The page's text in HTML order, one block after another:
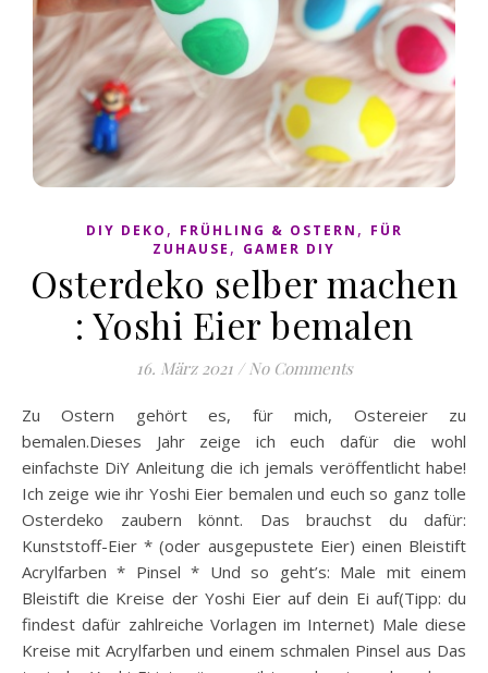
DIY DEKO , FRÜHLING & OSTERN , FÜR
ZUHAUSE , GAMER DIY
Osterdeko selber machen
: Yoshi Eier bemalen
16. März 2021 / No Comments
Zu Ostern gehört es, für mich, Ostereier zu
bemalen.Dieses Jahr zeige ich euch dafür die wohl
einfachste DiY Anleitung die ich jemals veröffentlicht habe!
Ich zeige wie ihr Yoshi Eier bemalen und euch so ganz tolle
Osterdeko zaubern könnt. Das brauchst du dafür:
Kunststoff-Eier * (oder ausgepustete Eier) einen Bleistift
Acrylfarben * Pinsel * Und so geht’s: Male mit einem
Bleistift die Kreise der Yoshi Eier auf dein Ei auf(Tipp: du
findest dafür zahlreiche Vorlagen im Internet) Male diese
Kreise mit Acrylfarben und einem schmalen Pinsel aus Das